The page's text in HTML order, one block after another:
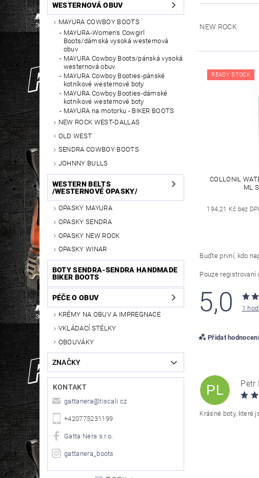
WESTERNOVÁ OBUV
MAYURA COWBOY BOOTS
MAYURA-Women's Cowgirl
Boots/dámská vysoká westernová
obuv
MAYURA Cowboy Boots/pánská vysoká
westernová obuv
MAYURA Cowboy Booties-pánské
kotníkové westernové boty
MAYURA Cowboy Booties-dámské
kotníkové westernové boty
MAYURA na motorku - BIKER BOOTS
NEW ROCK WEST-DALLAS
OLD WEST
SENDRA COWBOY BOOTS
JOHNNY BULLS
WESTERN BELTS
/WESTERNOVÉ OPASKY/
OPASKY MAYURA
OPASKY SENDRA
OPASKY NEW ROCK
OPASKY WINAR
BOTY SENDRA-SENDRA HANDMADE
BIKER BOOTS
PÉČE O OBUV
KRÉMY NA OBUV A IMPREGNACE
VKLÁDACÍ STÉLKY
OBOUVÁKY
ZNAČKY
KONTAKT
gattanera@tiscali.cz
+420775231199
Gatta Nera s.r.o.
gattanera_boots
NEW ROCK
READY STOCK
COLLONIL
ML
194,21 Kč bez
Buďte první, kdo
Pouze registrovaní
5,0 1
Přidat
PL
Petr
Krásné boty, které